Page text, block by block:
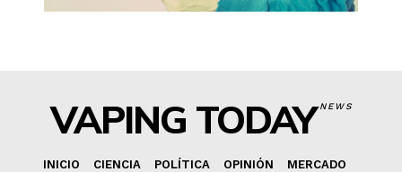
VAPING TODAYNEWS
INICIO CIENCIA POLÍTICA OPINIÓN
MERCADO